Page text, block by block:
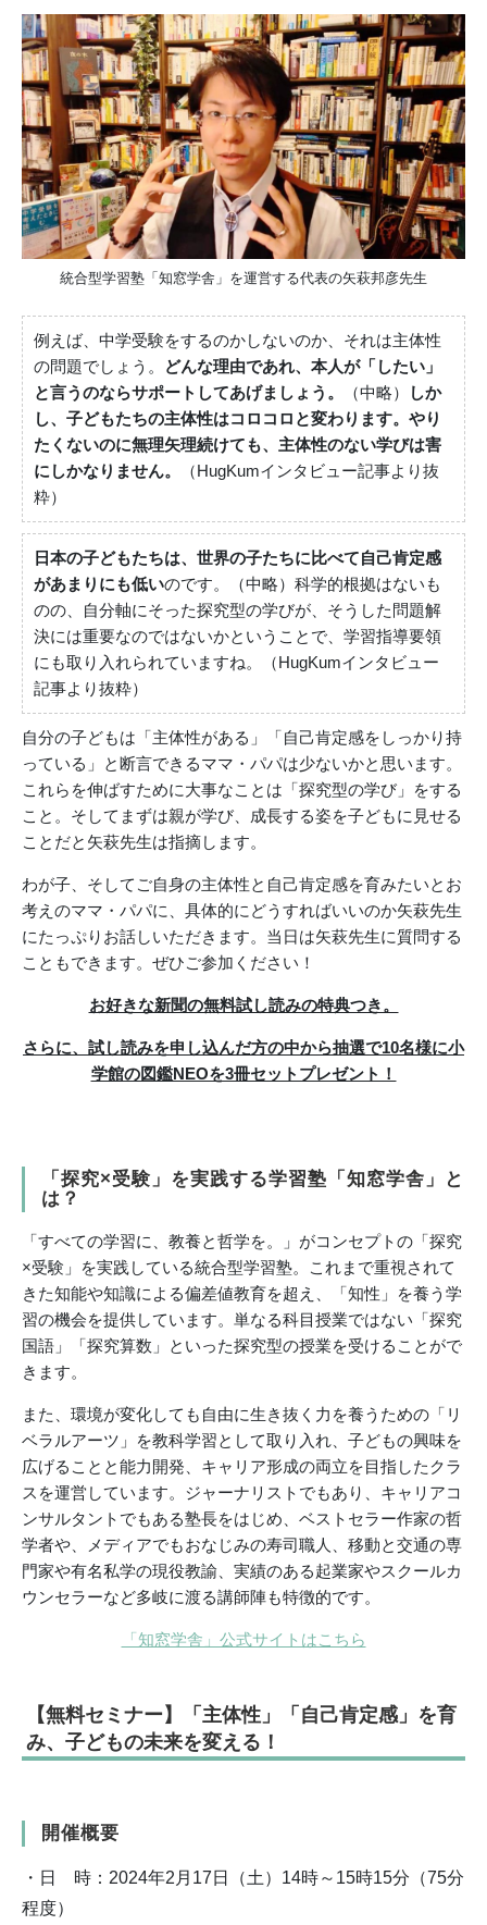
統合型学習塾「知窓学舎」を運営する代表の矢萩邦彦先生
例えば、中学受験をするのかしないのか、それは主体性
の問題でしょう。
どんな理由であれ、本人が「したい」
と言うのならサポートしてあげましょう。
（中略）
しか
し、子どもたちの主体性はコロコロと変わります。やり
たくないのに無理矢理続けても、主体性のない学びは害
にしかなりません。
（HugKumインタビュー記事より抜
粋）
日本の子どもたちは、世界の子たちに比べて自己肯定感
があまりにも低いのです。（中略）科学的根拠はないも
のの、自分軸にそった探究型の学びが、そうした問題解
決には重要なのではないかということで、学習指導要領
にも取り入れられていますね。（HugKumインタビュー
記事より抜粋）
自分の子どもは「主体性がある」「自己肯定感をしっかり持
っている」と断言できるママ・パパは少ないかと思います。
これらを伸ばすために大事なことは「探究型の学び」をする
こと。そしてまずは親が学び、成長する姿を子どもに見せる
ことだと矢萩先生は指摘します。
わが子、そしてご自身の主体性と自己肯定感を育みたいとお
考えのママ・パパに、具体的にどうすればいいのか矢萩先生
にたっぷりお話しいただきます。当日は矢萩先生に質問する
こともできます。ぜひご参加ください！
お好きな新聞の無料試し読みの特典つき。
さらに、試し読みを申し込んだ方の中から抽選で10名様に小
学館の図鑑NEOを3冊セットプレゼント！
「探究×受験」を実践する学習塾「知窓学舎」と
は？
「すべての学習に、教養と哲学を。」がコンセプトの「探究
×受験」を実践している統合型学習塾。これまで重視されて
きた知能や知識による偏差値教育を超え、「知性」を養う学
習の機会を提供しています。単なる科目授業ではない「探究
国語」「探究算数」といった探究型の授業を受けることがで
きます。
また、環境が変化しても自由に生き抜く力を養うための「リ
ベラルアーツ」を教科学習として取り入れ、子どもの興味を
広げることと能力開発、キャリア形成の両立を目指したクラ
スを運営しています。 ジャーナリストでもあり、キャリアコ
ンサルタントでもある塾長をはじめ、ベストセラー作家の哲
学者や、メディアでもおなじみの寿司職人、移動と交通の専
門家や有名私学の現役教諭、実績のある起業家やスクールカ
ウンセラーなど多岐に渡る講師陣も特徴的です。
「知窓学舎」公式サイトはこちら
【無料セミナー】「主体性」「自己肯定感」を育
み、子どもの未来を変える！
開催概要
・日 時：2024年2月17日（土）14時～15時15分（75分
程度）